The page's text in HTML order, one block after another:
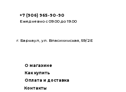
+7 (906) 965-90-90
Ежедневно с 09.00 до 19.00
г. Барнаул, ул. Власихинская, 59/2Е
О магазине
Как купить
Оплата и доставка
Контакты